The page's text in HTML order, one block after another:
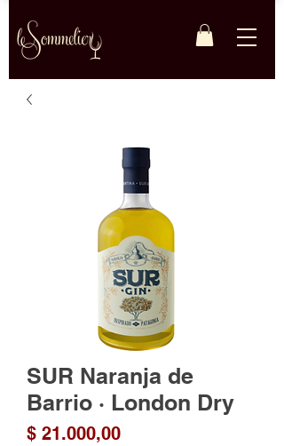
SUR Naranja de
Barrio · London Dry
$ 21.000,00Precio